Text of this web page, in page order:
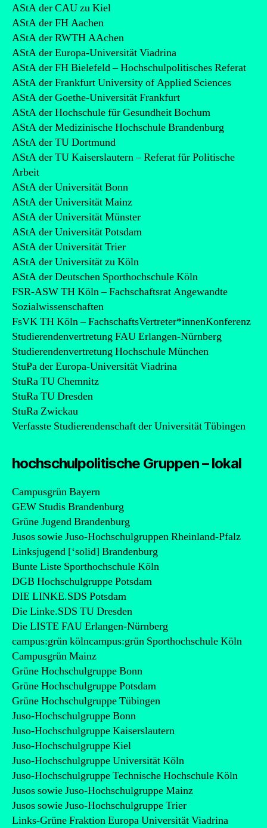
AStA der CAU zu Kiel
AStA der FH Aachen
AStA der RWTH AAchen
AStA der Europa-Universität Viadrina
AStA der FH Bielefeld – Hochschulpolitisches Referat
AStA der Frankfurt University of Applied Sciences
AStA der Goethe-Universität Frankfurt
AStA der Hochschule für Gesundheit Bochum
AStA der Medizinische Hochschule Brandenburg
AStA der TU Dortmund
AStA der TU Kaiserslautern – Referat für Politische
Arbeit
AStA der Universität Bonn
AStA der Universität Mainz
AStA der Universität Münster
AStA der Universität Potsdam
AStA der Universität Trier
AStA der Universität zu Köln
AStA der Deutschen Sporthochschule Köln
FSR-ASW TH Köln – Fachschaftsrat Angewandte
Sozialwissenschaften
FsVK TH Köln – FachschaftsVertreter*innenKonferenz
Studierendenvertretung FAU Erlangen-Nürnberg
Studierendenvertretung Hochschule München
StuPa der Europa-Universität Viadrina
StuRa TU Chemnitz
StuRa TU Dresden
StuRa Zwickau
Verfasste Studierendenschaft der Universität Tübingen
hochschulpolitische Gruppen – lokal
Campusgrün Bayern
GEW Studis Brandenburg
Grüne Jugend Brandenburg
Jusos sowie Juso-Hochschulgruppen Rheinland-Pfalz
Linksjugend [‘solid] Brandenburg
Bunte Liste Sporthochschule Köln
DGB Hochschulgruppe Potsdam
DIE LINKE.SDS Potsdam
Die Linke.SDS TU Dresden
Die LISTE FAU Erlangen-Nürnberg
campus:grün kölncampus:grün Sporthochschule Köln
Campusgrün Mainz
Grüne Hochschulgruppe Bonn
Grüne Hochschulgruppe Potsdam
Grüne Hochschulgruppe Tübingen
Juso-Hochschulgruppe Bonn
Juso-Hochschulgruppe Kaiserslautern
Juso-Hochschulgruppe Kiel
Juso-Hochschulgruppe Universität Köln
Juso-Hochschulgruppe Technische Hochschule Köln
Jusos sowie Juso-Hochschulgruppe Mainz
Jusos sowie Juso-Hochschulgruppe Trier
Links-Grüne Fraktion Europa Universität Viadrina